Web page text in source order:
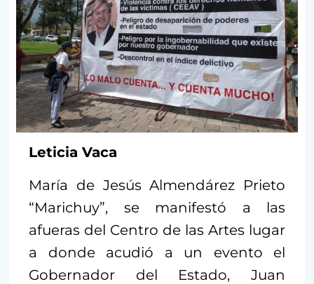
Leticia Vaca
María de Jesús Almendárez Prieto
“Marichuy”, se manifestó a las
afueras del Centro de las Artes lugar
a donde acudió a un evento el
Gobernador del Estado, Juan